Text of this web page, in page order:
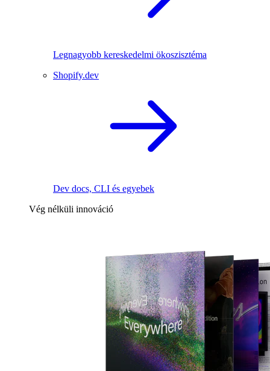
Legnagyobb kereskedelmi ökoszisztéma
Shopify.dev
Dev docs, CLI és egyebek
Vég nélküli innováció